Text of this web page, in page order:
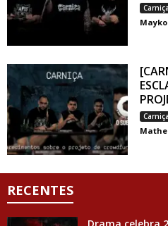
Carniça
Carniça
RECENTES